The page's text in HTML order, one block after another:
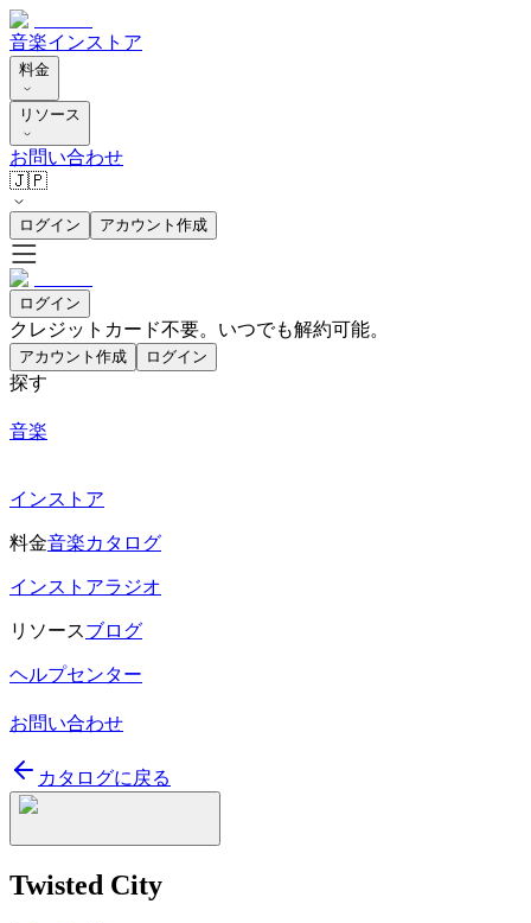
音楽インストア
料金
リソース
お問い合わせ
🇯🇵
ログイン アカウント作成
ログイン
クレジットカード不要。いつでも解約可能。
アカウント作成 ログイン
探す
音楽
インストア
料金音楽カタログ
インストアラジオ
リソースブログ
ヘルプセンター
お問い合わせ
カタログに戻る
Twisted City